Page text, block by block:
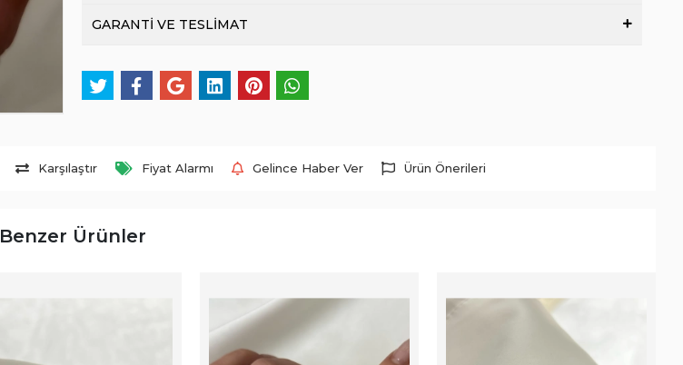
GARANTİ VE TESLİMAT
Karşılaştır Fiyat Alarmı Gelince Haber Ver Ürün Önerileri
Benzer Ürünler